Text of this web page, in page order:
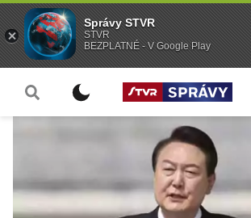
Správy STVR
STVR
BEZPLATNÉ - V Google Play